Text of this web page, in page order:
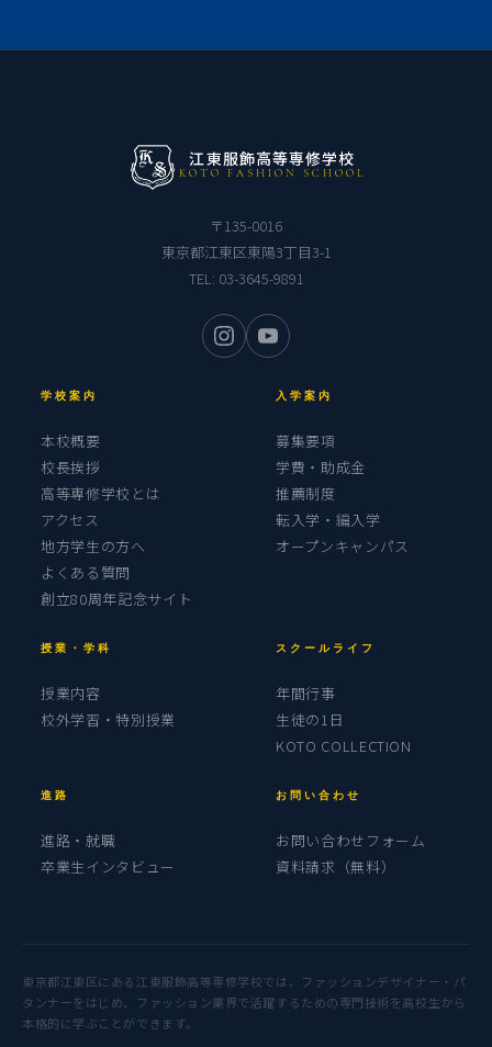
江東服飾高等専修学校
KOTO FASHION SCHOOL
〒135-0016
東京都江東区東陽3丁目3-1
TEL: 03-3645-9891
学校案内
本校概要
校長挨拶
高等専修学校とは
アクセス
地方学生の方へ
よくある質問
創立80周年記念サイト
入学案内
募集要項
学費・助成金
推薦制度
転入学・編入学
オープンキャンパス
授業・学科
授業内容
校外学習・特別授業
スクールライフ
年間行事
生徒の1日
KOTO COLLECTION
進路
進路・就職
卒業生インタビュー
お問い合わせ
お問い合わせフォーム
資料請求（無料）
東京都江東区にある江東服飾高等専修学校では、ファッションデザイナー・パ
タンナーをはじめ、ファッション業界で活躍するための専門技術を高校生から
本格的に学ぶことができます。